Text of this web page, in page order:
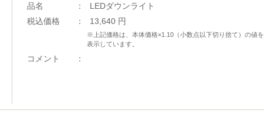
品名
：
LEDダウンライト
税込価格
： 13,640 円
※上記価格は、本体価格×1.10（小数点以下切り捨て）の値を
表示しています。
コメント ：